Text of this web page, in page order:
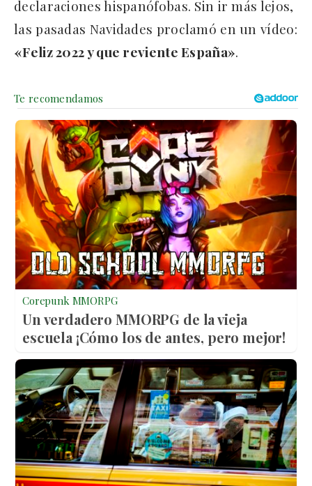
declaraciones hispanófobas. Sin ir más lejos,
las pasadas Navidades proclamó en un vídeo:
«Feliz 2022 y que reviente España».
Corepunk MMORPG
Un verdadero MMORPG de la vieja
escuela ¡Cómo los de antes, pero mejor!